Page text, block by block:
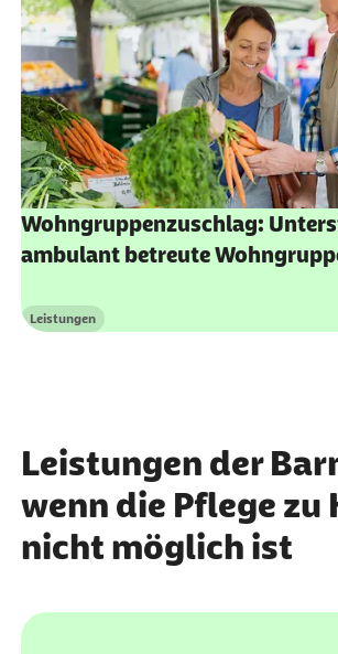
Wohngruppenzuschlag:
ambulant betreute
wenn die Pflege zu
nicht möglich ist